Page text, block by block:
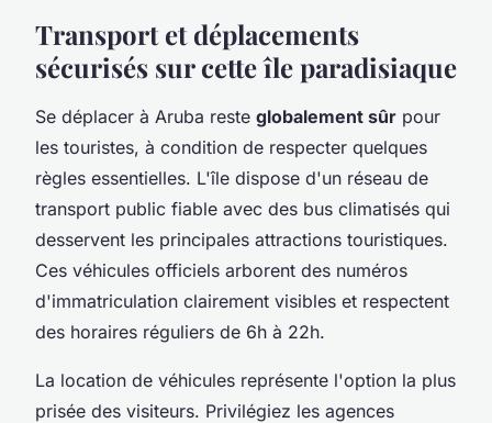
Transport et déplacements
sécurisés sur cette île paradisiaque
Se déplacer à Aruba reste globalement sûr pour
les touristes, à condition de respecter quelques
règles essentielles. L'île dispose d'un réseau de
transport public fiable avec des bus climatisés qui
desservent les principales attractions touristiques.
Ces véhicules officiels arborent des numéros
d'immatriculation clairement visibles et respectent
des horaires réguliers de 6h à 22h.
La location de véhicules représente l'option la plus
prisée des visiteurs. Privilégiez les agences